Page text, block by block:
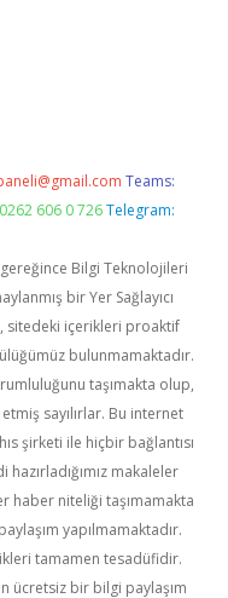
Teams:
606 0 726 Telegram:
gereğince Bilgi Teknolojileri
bir Yer Sağlayıcı
sitedeki içerikleri proaktif
bulunmamaktadır.
taşımakta olup,
sayılırlar. Bu internet
şirketi ile hiçbir bağlantısı
makaleler
haber niteliği taşımamakta
yapılmamaktadır.
tamamen tesadüfidir.
ücretsiz bir bilgi paylaşım